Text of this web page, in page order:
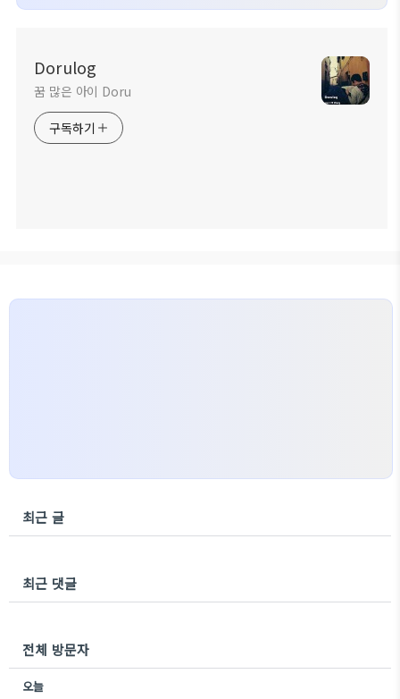
Dorulog
꿈 많은 아이 Doru
구독하기
최근 글
최근 댓글
전체 방문자
오늘